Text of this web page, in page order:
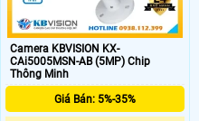
Camera KBVISION KX-
CAi5005MSN-AB (5MP) Chip
Thông Minh
Giá Bán: 5%-35%